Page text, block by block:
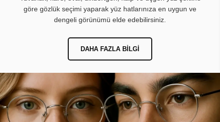
göre gözlük seçimi yaparak yüz hatlarınıza en uygun ve
dengeli görünümü elde edebilirsiniz.
DAHA FAZLA BILGI